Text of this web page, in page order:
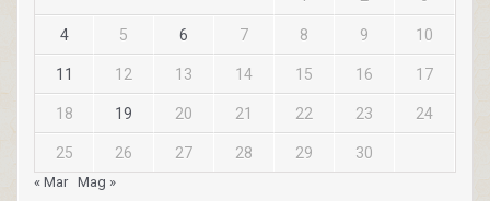
4 5 6 7 8 9 10
11 12 13 14 15 16 17
18 19 20 21 22 23 24
25 26 27 28 29 30
« Mar Mag »